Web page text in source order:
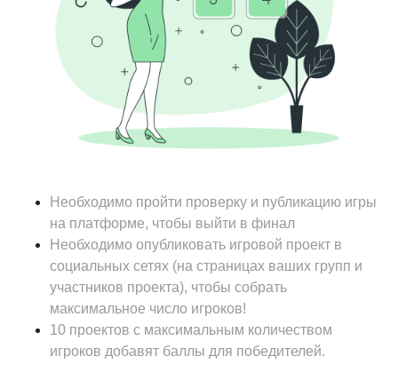
Необходимо пройти проверку и публикацию игры
на платформе, чтобы выйти в финал
Необходимо опубликовать игровой проект в
социальных сетях (на страницах ваших групп и
участников проекта), чтобы собрать
максимальное число игроков!
10 проектов с максимальным количеством
игроков добавят баллы для победителей.